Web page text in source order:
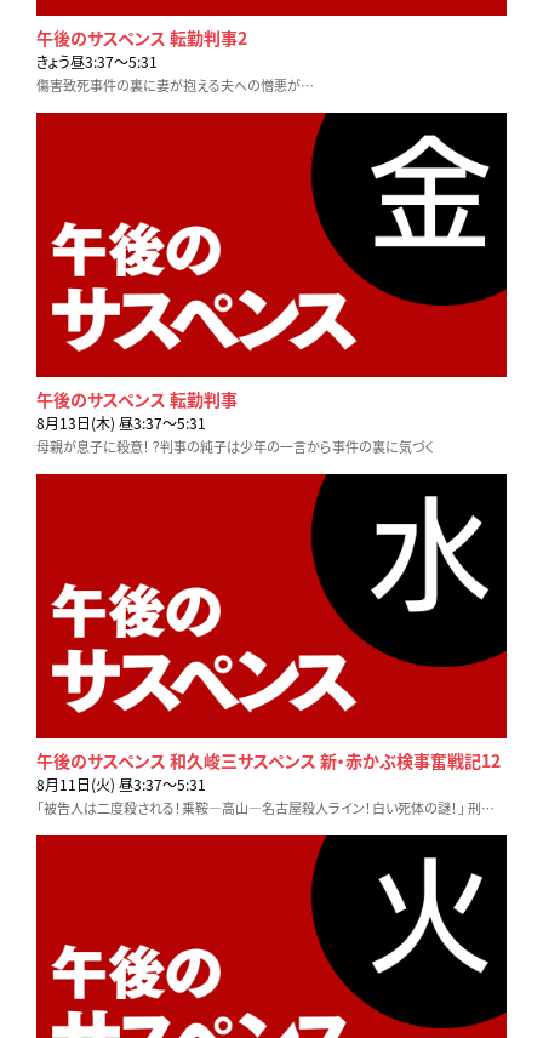
午後のサスペンス 転勤判事2
きょう昼3:37〜5:31
傷害致死事件の裏に妻が抱える夫への憎悪が…
午後のサスペンス 転勤判事
8月13日(木) 昼3:37〜5:31
母親が息子に殺意！？判事の純子は少年の一言から事件の裏に気づく
午後のサスペンス 和久峻三サスペンス 新・赤かぶ検事奮戦記12
8月11日(火) 昼3:37〜5:31
「被告人は二度殺される！乗鞍―高山―名古屋殺人ライン！白い死体の謎！」 刑事殺しの犯人は２人！？“赤かぶ”検事が真相を解明